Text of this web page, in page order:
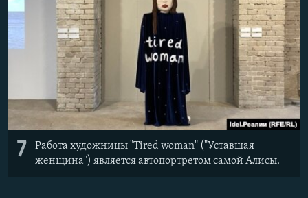
7
Работа художницы "Tired woman" ("Уставшая
женщина") является автопортретом самой Алисы.